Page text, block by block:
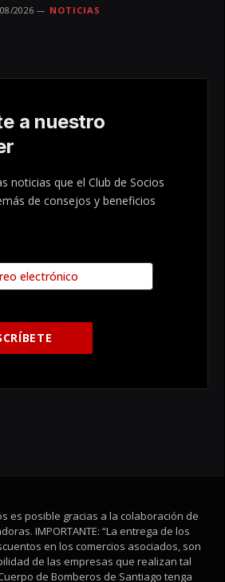
2026 NOTICIAS
a nuestro
noticias que el Club de Socios
de consejos y beneficios
es posible gracias a la colaboración de
IMPORTANTE: “La entrega de los
en los comercios asociados, son
de las empresas que realizan tal
de Bomberos de Santiago tenga